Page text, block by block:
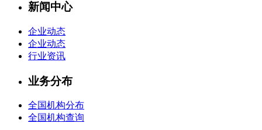
新闻中心
企业动态
企业动态
行业资讯
业务分布
全国机构分布
全国机构查询